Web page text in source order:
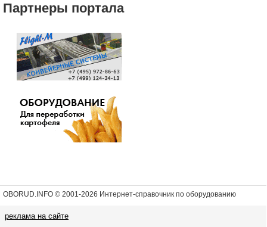
Партнеры портала
OBORUD.INFO © 2001-2026 Интернет-справочник по оборудованию
реклама на сайте